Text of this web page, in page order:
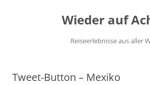
Wieder auf
Reiseerlebnisse aus aller
Tweet-Button – Mexiko